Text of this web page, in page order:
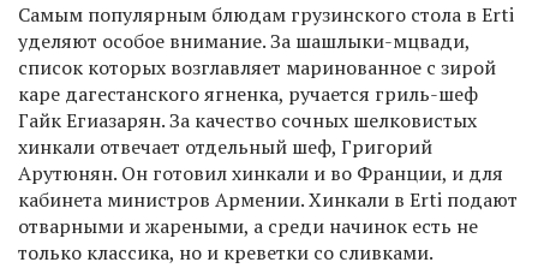
Самым популярным блюдам грузинского стола в Erti
уделяют особое внимание. За шашлыки-мцвади,
список которых возглавляет маринованное с зирой
каре дагестанского ягненка, ручается гриль-шеф
Гайк Егиазарян. За качество сочных шелковистых
хинкали отвечает отдельный шеф, Григорий
Арутюнян. Он готовил хинкали и во Франции, и для
кабинета министров Армении. Хинкали в Erti подают
отварными и жареными, а среди начинок есть не
только классика, но и креветки со сливками.